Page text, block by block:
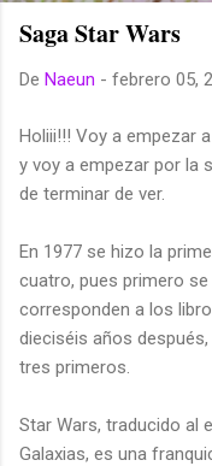
Saga Star Wars
De Naeun - febrero 05,
Holiii!!! Voy a empezar
y voy a empezar por la
de terminar de ver.
En 1977 se hizo la
cuatro, pues primero
corresponden a los
dieciséis años
tres primeros.
Star Wars, traducido al
Galaxias, es una